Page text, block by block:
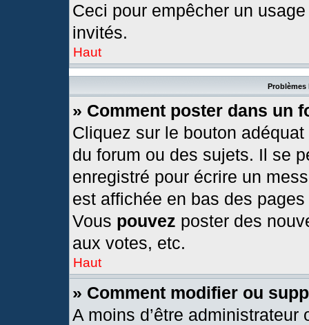
Ceci pour empêcher un
invités.
Haut
Problèmes
» Comment poster dans un
Cliquez sur le bouton
du forum ou des sujets. Il se
enregistré pour écrire un
est affichée en bas des
Vous pouvez poster des
aux votes, etc.
Haut
» Comment modifier ou
A moins d’être